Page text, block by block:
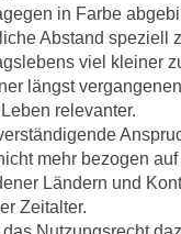
in Farbe
Abstand speziell
viel kleiner
längst
relevanter.
mehr bezogen
Ländern und
Zeitalter.